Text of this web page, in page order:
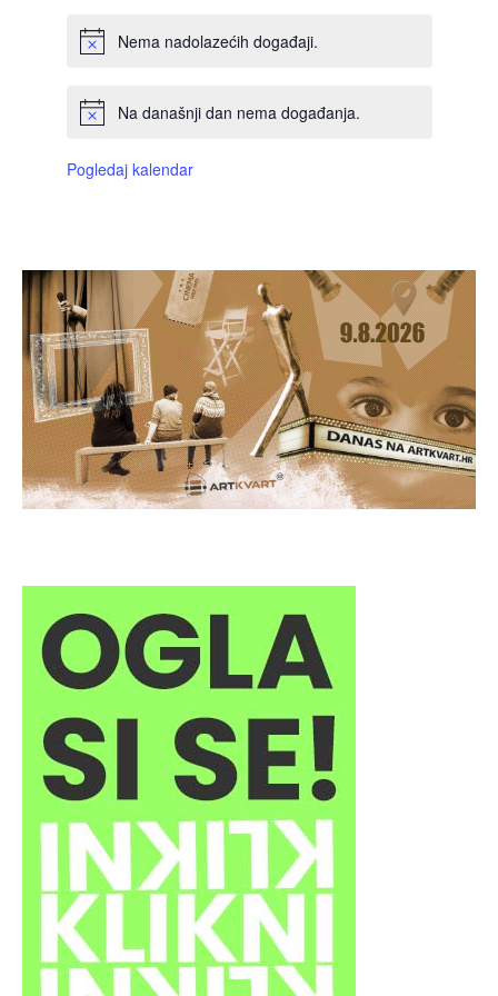
Nema nadolazećih događaji.
Na današnji dan nema događanja.
Pogledaj kalendar